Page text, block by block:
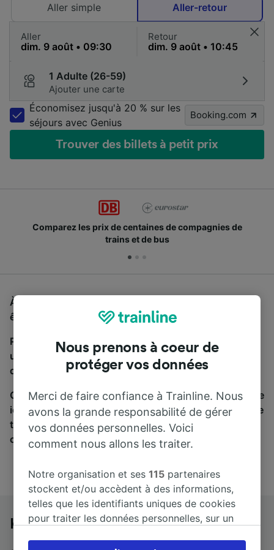
Aller simple Aller-retour
Aller Retour
1 Adulte (26-59)
Ajouter une carte
Économisez jusqu'à 20 % sur les
séjours avec Genius
Booking.com
Trouver des billets à petit prix
Comparez les prix de centaines de compagnies de
trains et de bus
À la recherche d'un bus de Konstanz à Berlin, vous
êtes au bon endroit.
Pour trouver des billets de bus, lancez simplement
une recherche ci-dessus. Nous comparons les temps
de trajets et les prix des voyages, en train et en bus.
Qu’importe votre destination, votre voyage commence
ici. Nous collaborons avec plus de 170 compagnies de
train et de bus. Consultez et achetez vos billets sur
cette page.
Konstanz à Berlin en bus
Nous prenons à coeur de
protéger vos données
Merci de faire confiance à Trainline. Nous
avons la grande responsabilité de gérer
vos données personnelles. Voici
comment nous allons les traiter.
Notre organisation et ses115 partenaires
stockent et/ou accèdent à des informations,
telles que les identifiants uniques de cookies
pour traiter les données personnelles, sur un
préférences, notamment en exerçant votre